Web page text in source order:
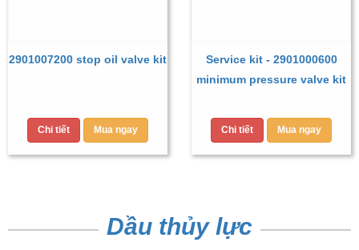
2901007200 stop oil valve kit
Chi tiết Mua ngay
Service kit - 2901000600
minimum pressure valve kit
Chi tiết Mua ngay
Dầu thủy lực